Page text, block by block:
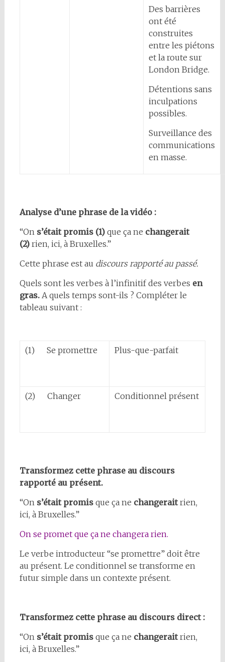
Des barrières
ont été
construites
entre les piétons
et la route sur
London Bridge.
Détentions sans
inculpations
possibles.
Surveillance des
communications
en masse.
Analyse d’une phrase de la vidéo :
“On s’était promis (1)que ça ne changerait
(2)rien, ici, à Bruxelles.”
Cette phrase est au discours rapporté au passé.
Quels sont les verbes à l’infinitif des verbes en
gras. A quels temps sont-ils ? Compléter le
tableau suivant :
(1) Se promettre Plus-que-parfait
(2) Changer Conditionnel présent
Transformez cette phrase au discours
rapporté au présent.
“On s’était promisque ça ne changeraitrien,
ici, à Bruxelles.”
On se promet que ça ne changera rien.
Le verbe introducteur “se promettre” doit être
au présent. Le conditionnel se transforme en
futur simple dans un contexte présent.
Transformez cette phrase au discours direct :
“On s’était promisque ça ne changeraitrien,
ici, à Bruxelles.”